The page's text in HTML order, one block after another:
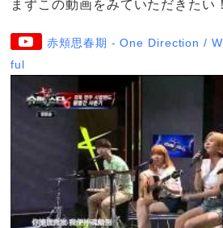
まずこの動画をみていただきたい！
赤頬思春期 - One Direction /
ful